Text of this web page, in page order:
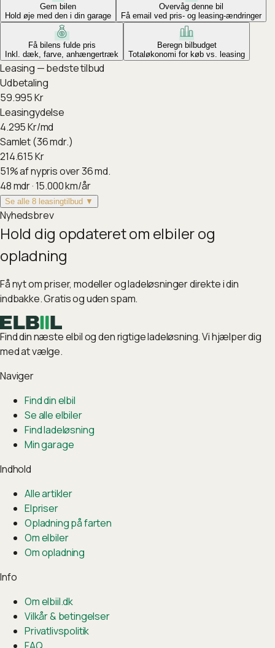
Gem bilen
Hold øje med den i din garage
Overvåg denne bil
Få email ved pris- og leasing-ændringer
Få bilens fulde pris
Inkl. dæk, farve, anhængertræk
Beregn bilbudget
Totaløkonomi for køb vs. leasing
Leasing — bedste tilbud
Udbetaling
59.995Kr
Leasingydelse
4.295Kr/md
Samlet (36 mdr.)
214.615Kr
51%af nypris over 36 md.
48mdr ·15.000km/år
Se alle 8 leasingtilbud ▼
Nyhedsbrev
Hold dig opdateret om elbiler og
opladning
Få nyt om priser, modeller og ladeløsninger direkte i din
indbakke. Gratis og uden spam.
Find din næste elbil og den rigtige ladeløsning. Vi hjælper dig
med at vælge.
Naviger
Find din elbil
Se alle elbiler
Find ladeløsning
Min garage
Indhold
Alle artikler
Elpriser
Opladning på farten
Om elbiler
Om opladning
Info
Om elbiil.dk
Vilkår & betingelser
Privatlivspolitik